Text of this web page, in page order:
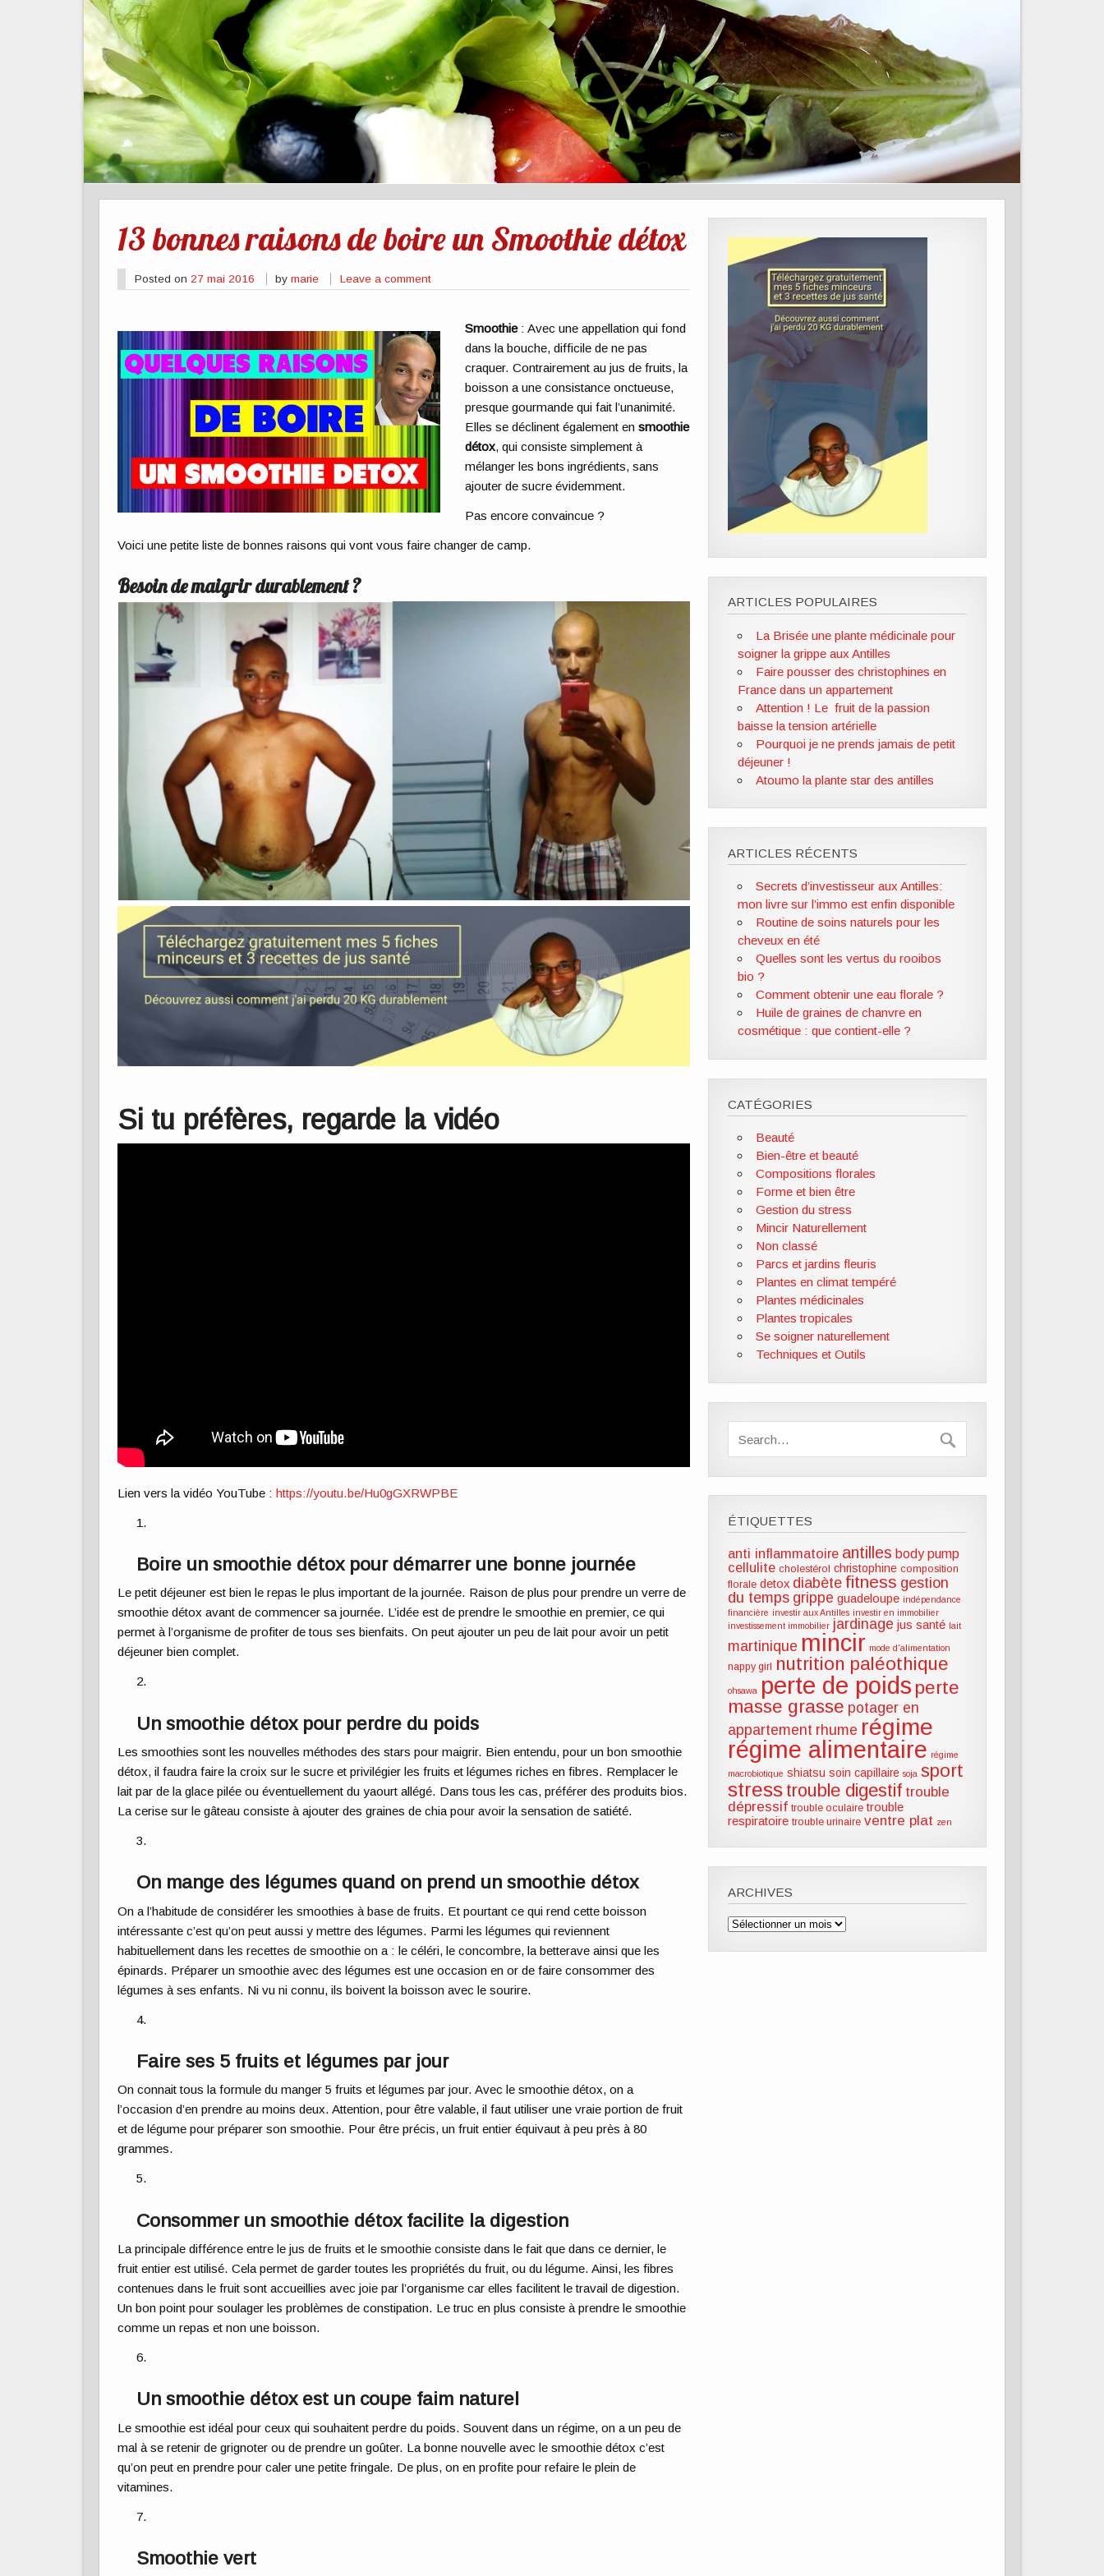
13 bonnes raisons de boire un Smoothie détox
Posted on 27 mai 2016 bymarie Leave a comment
Smoothie: Avec une appellation qui fond
dans la bouche, difficile de ne pas
craquer. Contrairement au jus de fruits, la
boisson a une consistance onctueuse,
presque gourmande qui fait l’unanimité.
Elles se déclinent également ensmoothie
détox, qui consiste simplement à
mélanger les bons ingrédients, sans
ajouter de sucre évidemment.
Pas encore convaincue ?
Voici une petite liste de bonnes raisons qui vont vous faire changer de camp.
Besoin de maigrir durablement ?
Si tu préfères, regarde la vidéo
Lien vers la vidéo YouTube :https://youtu.be/Hu0gGXRWPBE
Boire un smoothie détox pour démarrer une bonne journée
Le petit déjeuner est bien le repas le plus important de la journée. Raison de plus pour prendre un verre de
smoothie détox avant de commencer sa journée. L’idée est de prendre le smoothie en premier, ce qui
permet à l’organisme de profiter de tous ses bienfaits. On peut ajouter un peu de lait pour avoir un petit
déjeuner bien complet.
Un smoothie détox pour perdre du poids
Les smoothies sont les nouvelles méthodes des stars pour maigrir. Bien entendu, pour un bon smoothie
détox, il faudra faire la croix sur le sucre et privilégier les fruits et légumes riches en fibres. Remplacer le
lait par de la glace pilée ou éventuellement du yaourt allégé. Dans tous les cas, préférer des produits bios.
La cerise sur le gâteau consiste à ajouter des graines de chia pour avoir la sensation de satiété.
On mange des légumes quand on prend un smoothie détox
On a l’habitude de considérer les smoothies à base de fruits. Et pourtant ce qui rend cette boisson
intéressante c’est qu’on peut aussi y mettre des légumes. Parmi les légumes qui reviennent
habituellement dans les recettes de smoothie on a : le céléri, le concombre, la betterave ainsi que les
épinards. Préparer un smoothie avec des légumes est une occasion en or de faire consommer des
légumes à ses enfants. Ni vu ni connu, ils boivent la boisson avec le sourire.
Faire ses 5 fruits et légumes par jour
On connait tous la formule du manger 5 fruits et légumes par jour. Avec le smoothie détox, on a
l’occasion d’en prendre au moins deux. Attention, pour être valable, il faut utiliser une vraie portion de fruit
et de légume pour préparer son smoothie. Pour être précis, un fruit entier équivaut à peu près à 80
grammes.
Consommer un smoothie détox facilite la digestion
La principale différence entre le jus de fruits et le smoothie consiste dans le fait que dans ce dernier, le
fruit entier est utilisé. Cela permet de garder toutes les propriétés du fruit, ou du légume. Ainsi, les fibres
contenues dans le fruit sont accueillies avec joie par l’organisme car elles facilitent le travail de digestion.
Un bon point pour soulager les problèmes de constipation. Le truc en plus consiste à prendre le smoothie
comme un repas et non une boisson.
Un smoothie détox est un coupe faim naturel
Le smoothie est idéal pour ceux qui souhaitent perdre du poids. Souvent dans un régime, on a un peu de
mal à se retenir de grignoter ou de prendre un goûter. La bonne nouvelle avec le smoothie détox c’est
qu’on peut en prendre pour caler une petite fringale. De plus, on en profite pour refaire le plein de
vitamines.
Smoothie vert
ARTICLES POPULAIRES
La Brisée une plante médicinale pour
soigner la grippe aux Antilles
Faire pousser des christophines en
France dans un appartement
Attention ! Le fruit de la passion
baisse la tension artérielle
Pourquoi je ne prends jamais de petit
déjeuner !
Atoumo la plante star des antilles
ARTICLES RÉCENTS
Secrets d’investisseur aux Antilles:
mon livre sur l’immo est enfin disponible
Routine de soins naturels pour les
cheveux en été
Quelles sont les vertus du rooibos
bio ?
Comment obtenir une eau florale ?
Huile de graines de chanvre en
cosmétique : que contient-elle ?
CATÉGORIES
Beauté
Bien-être et beauté
Compositions florales
Forme et bien être
Gestion du stress
Mincir Naturellement
Non classé
Parcs et jardins fleuris
Plantes en climat tempéré
Plantes médicinales
Plantes tropicales
Se soigner naturellement
Techniques et Outils
ÉTIQUETTES
anti inflammatoire antilles body pump
cellulite cholestérol christophine composition
florale detox diabète fitness gestion
du temps grippe guadeloupe indépendance
financière investir aux Antilles investir en immobilier
investissement immobilier jardinage jus santé lait
martinique mincir mode d'alimentation
nappy girl nutrition paléothique
ohsawa perte de poids perte
masse grasse potager en
appartement rhume régime
régime alimentaire régime
macrobiotique shiatsu soin capillaire soja sport
stress trouble digestif trouble
dépressif trouble oculaire trouble
respiratoire trouble urinaire ventre plat zen
ARCHIVES
Archives